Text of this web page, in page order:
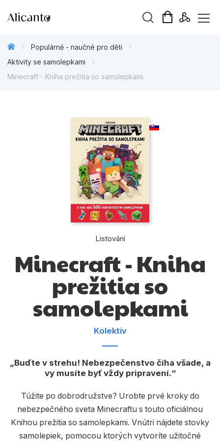
Beletrie pro děti
Beletrie pro dospělé
Dárkové publikace
Hobby
Kalendáře
Kuchařky
Poezie
Populárně - naučná pro dospělé
Populárně - naučné pro děti
Aktivity se samolepkami
Minecraft - Kniha prežitia so samolepkami
Listování
Minecraft - Kniha
prežitia so
samolepkami
Kolektiv
Buďte v strehu! Nebezpečenstvo číha všade, a
vy musíte byť vždy pripravení.
Túžite po dobrodružstve? Urobte prvé kroky do
nebezpečného sveta Minecraftu s touto oficiálnou
Knihou prežitia so samolepkami. Vnútri nájdete stovky
samolepiek, pomocou ktorých vytvoríte užitočné